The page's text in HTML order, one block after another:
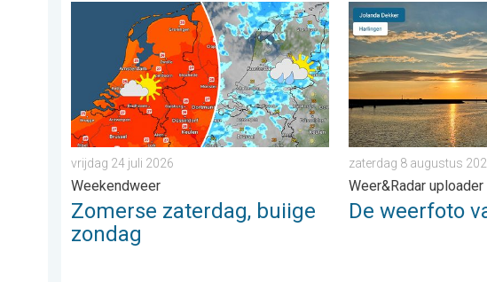
Zomerse zaterdag, buiige zondag. Weekendweer. . . vrijdag 24 juli
vrijdag 24 juli 2026
Weekendweer
Zomerse zaterdag, buiige
zondag
De weerfoto van de
zaterdag 8 augustus
Weer&Radar uploader
De weerfoto